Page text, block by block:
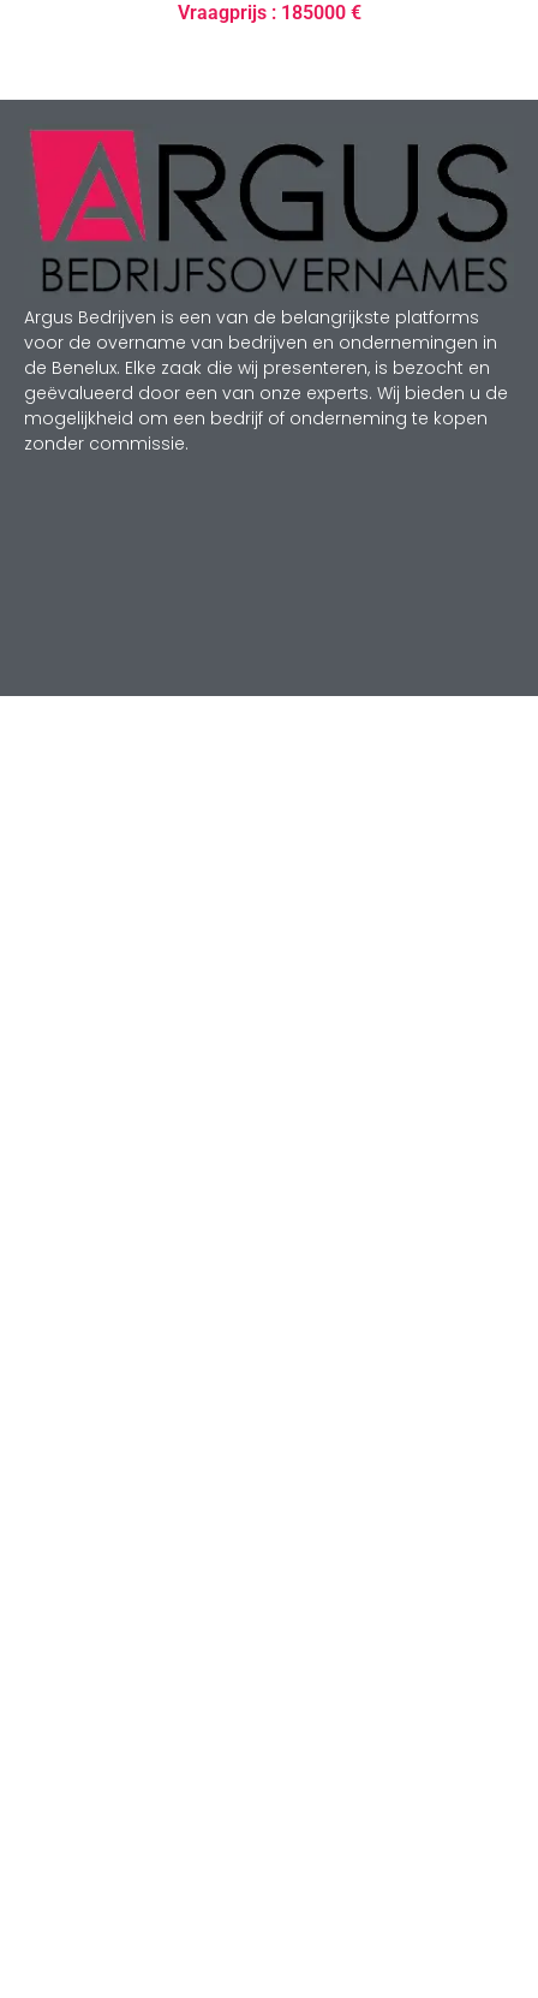
Vraagprijs : 185000 €
Argus Bedrijven is een van de belangrijkste platforms
voor de overname van bedrijven en ondernemingen in
de Benelux. Elke zaak die wij presenteren, is bezocht en
geëvalueerd door een van onze experts. Wij bieden u de
mogelijkheid om een bedrijf of onderneming te kopen
zonder commissie.